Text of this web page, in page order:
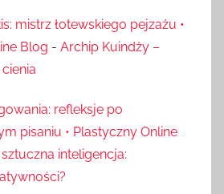
mistrz łotewskiego pejzażu •
Blog - Archip Kuindży –
refleksje po
pisaniu • Plastyczny Online
inteligencja: